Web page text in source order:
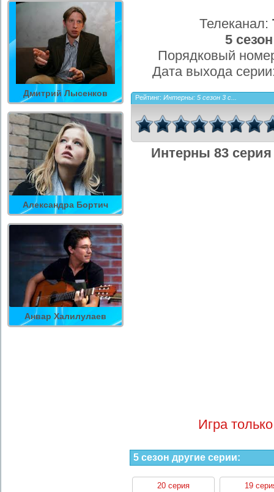
Дмитрий Лысенков
Александра Бортич
Анвар Халилулаев
Телеканал:
5 сезон
Порядковый
Дата выхода
Рейтинг: Интерны: 5 сезон 3 с...
Интерны 83
Игра
5 сезон другие серии:
20 серия 19